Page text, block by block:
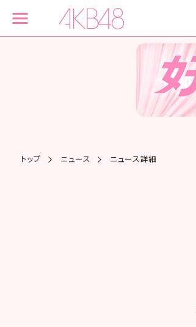
トップ ニュース ニュース詳細